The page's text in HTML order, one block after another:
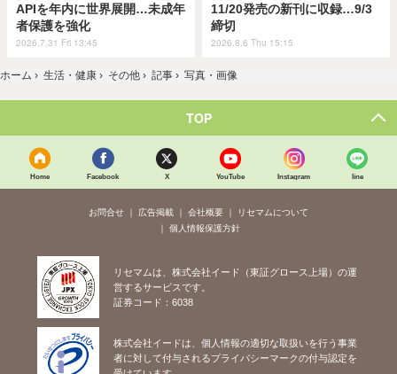
APIを年内に世界展開…未成年
者保護を強化
2026.7.31 Fri 13:45
11/20発売の新刊に収録…9/3
締切
2026.8.6 Thu 15:15
ホーム › 生活・健康 › その他 › 記事 › 写真・画像
TOP
Home Facebook X YouTube Instagram line
お問合せ 広告掲載 会社概要
リセマムについて
個人情報保護方針
リセマムは、株式会社イード（東証グロース上場）の運
営するサービスです。
証券コード：6038
株式会社イードは、個人情報の適切な取扱いを行う事業
者に対して付与されるプライバシーマークの付与認定を